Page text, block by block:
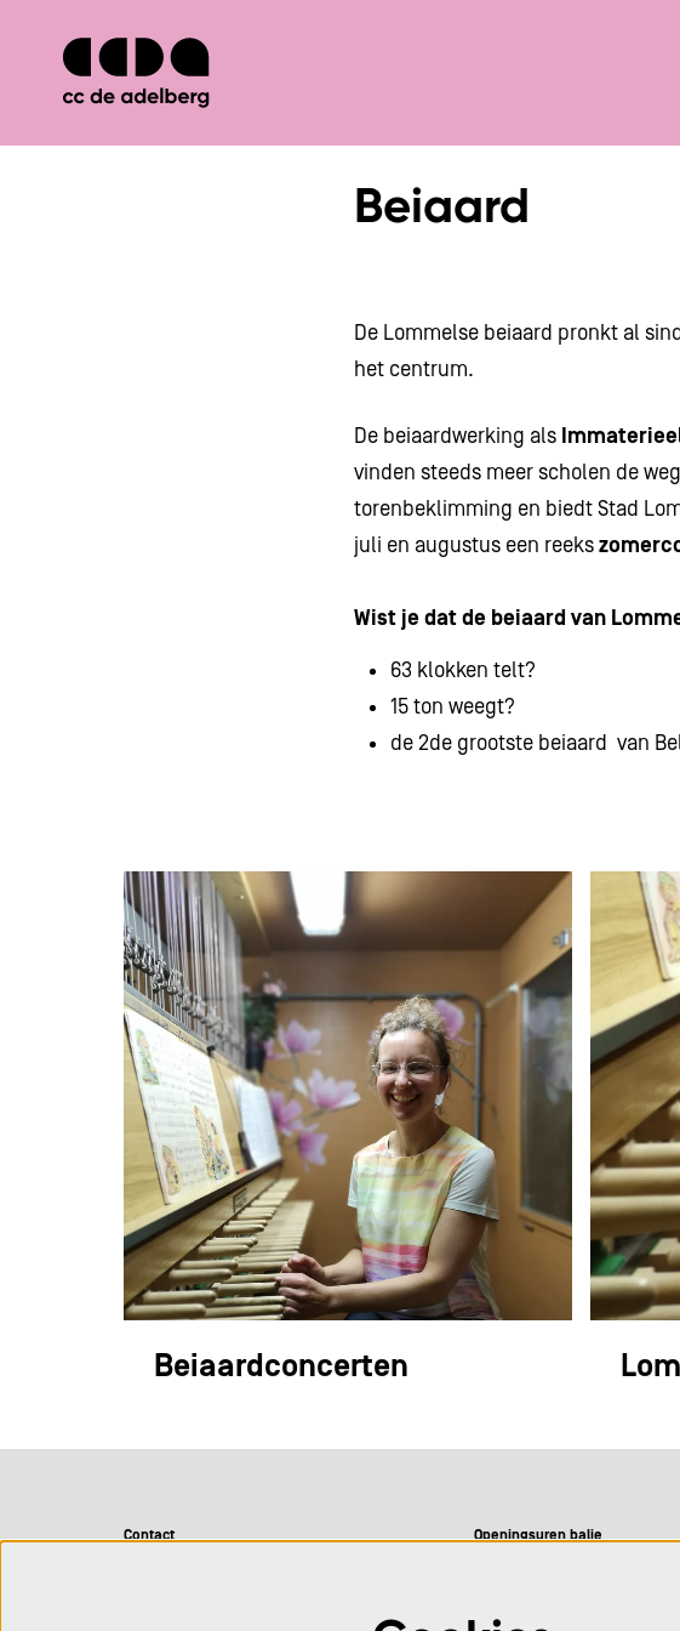
Beiaard
De Lommelse beiaard pronkt al
het centrum.
De beiaardwerking als
vinden steeds meer scholen de
torenbeklimming en biedt Stad
juli en augustus een reeks
Wist je dat de beiaard van
63 klokken telt?
15 ton weegt?
de 2de grootste beiaard van
Beiaardconcerten
Contact
Openingsuren balie
Woensdag 09-12u